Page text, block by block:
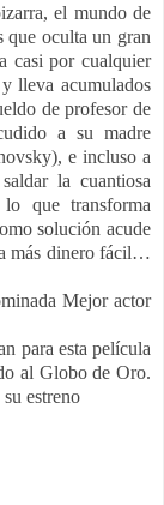
el mundo de
que oculta un gran
casi por cualquier
lleva acumulados
de profesor de
a su madre
e incluso a
la cuantiosa
que transforma
solución acude
más dinero fácil…
Mejor actor
para esta película
al Globo de Oro.
estreno